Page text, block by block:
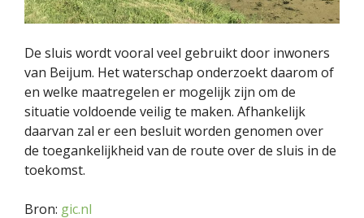
De sluis wordt vooral veel gebruikt door inwoners
van Beijum. Het waterschap onderzoekt daarom of
en welke maatregelen er mogelijk zijn om de
situatie voldoende veilig te maken. Afhankelijk
daarvan zal er een besluit worden genomen over
de toegankelijkheid van de route over de sluis in de
toekomst.
Bron: gic.nl